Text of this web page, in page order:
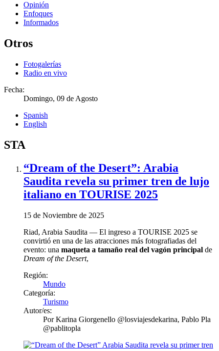
Opinión
Enfoques
Informados
Otros
Fotogalerías
Radio en vivo
Fecha:
Domingo, 09 de Agosto
Spanish
English
STA
“Dream of the Desert”: Arabia
Saudita revela su primer tren de lujo
italiano en TOURISE 2025
15 de Noviembre de 2025
Riad, Arabia Saudita — El ingreso a TOURISE 2025 se
convirtió en una de las atracciones más fotografiadas del
evento: una maqueta a tamaño real del vagón principal de
Dream of the Desert,
Región:
Mundo
Categoría:
Turismo
Autor/es:
Por Karina Giorgenello @losviajesdekarina, Pablo Pla
@pablitopla